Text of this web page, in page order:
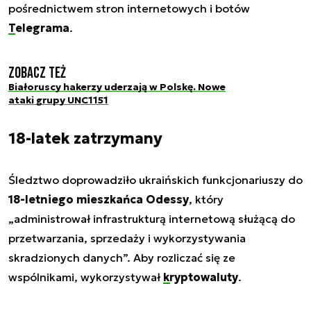
pośrednictwem stron internetowych i botów
Telegrama.
Zobacz też
Białoruscy hakerzy uderzają w Polskę. Nowe
ataki grupy UNC1151
18-latek zatrzymany
Śledztwo doprowadziło ukraińskich funkcjonariuszy do
18-letniego mieszkańca Odessy, który
„administrował infrastrukturą internetową służącą do
przetwarzania, sprzedaży i wykorzystywania
skradzionych danych”. Aby rozliczać się ze
wspólnikami, wykorzystywał kryptowaluty.